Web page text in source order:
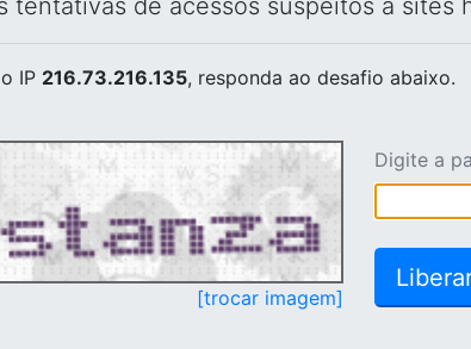
tentativas de acessos suspeitos a sites
IP 216.73.216.135, responda ao desafio abaixo.
[trocar imagem]
Digite a